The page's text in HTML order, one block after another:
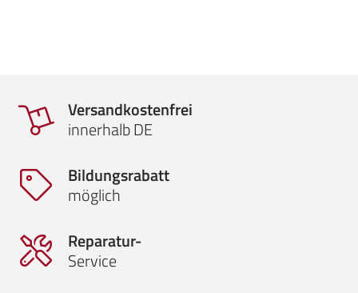
Versandkostenfrei
innerhalb DE
Bildungsrabatt
möglich
Reparatur-
Service